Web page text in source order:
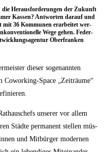
die Her­aus­for­de­run­gen der Zukunft
Kas­sen? Ant­wor­ten dar­auf und
mit 36 Kom­mu­nen erar­bei­tet wer­
Wege gehen. Feder­
Ober­fran­ken
die­ser soge­nann­ten
Space „Zeit­räu­me“
unse­rer vor allem
Städ­te per­ma­nent stel­len müs­
und Mit­bür­ger moder­nen